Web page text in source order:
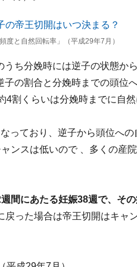
度と自然回転率」（平成29年7月）
ち分娩時には逆子の状態か
の割合と分娩時までの頭位
4割くらいは分娩時までに自然
っており、逆子から頭位へ
ンスは低いので 、多くの産
間にあたる妊娠38週で、そ
った場合は帝王切開はキャ